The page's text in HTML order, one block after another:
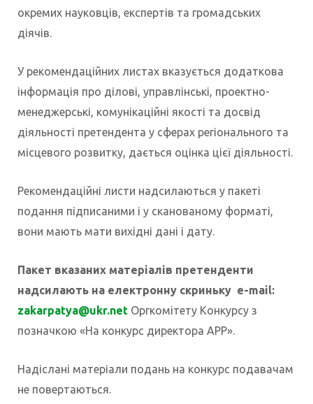
окремих науковців, експертів та громадських
діячів.
У рекомендаційних листах вказується додаткова
інформація про ділові, управлінські, проектно-
менеджерські, комунікаційні якості та досвід
діяльності претендента у сферах регіонального та
місцевого розвитку, дається оцінка цієї діяльності.
Рекомендаційні листи надсилаються у пакеті
подання підписаними і у сканованому форматі,
вони мають мати вихідні дані і дату.
Пакет вказаних матеріалів претенденти
надсилають на електронну скриньку e-mail:
zakarpatya@ukr.net Оргкомітету Конкурсу з
позначкою «На конкурс директора АРР».
Надіслані матеріали подань на конкурс подавачам
не повертаються.